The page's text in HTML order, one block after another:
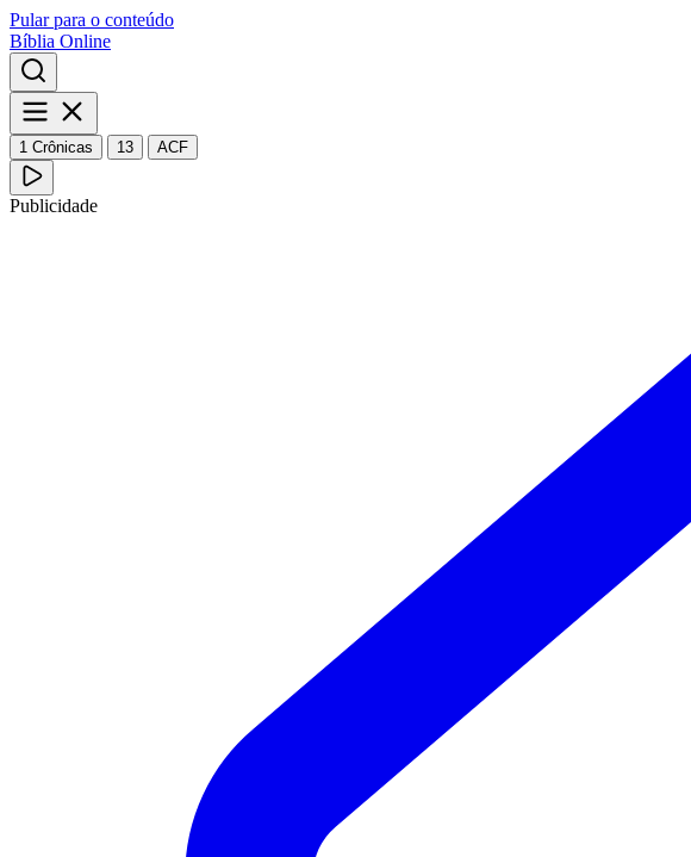
Pular para o conteúdo
Bíblia Online
1 Crônicas 13 ACF
Publicidade